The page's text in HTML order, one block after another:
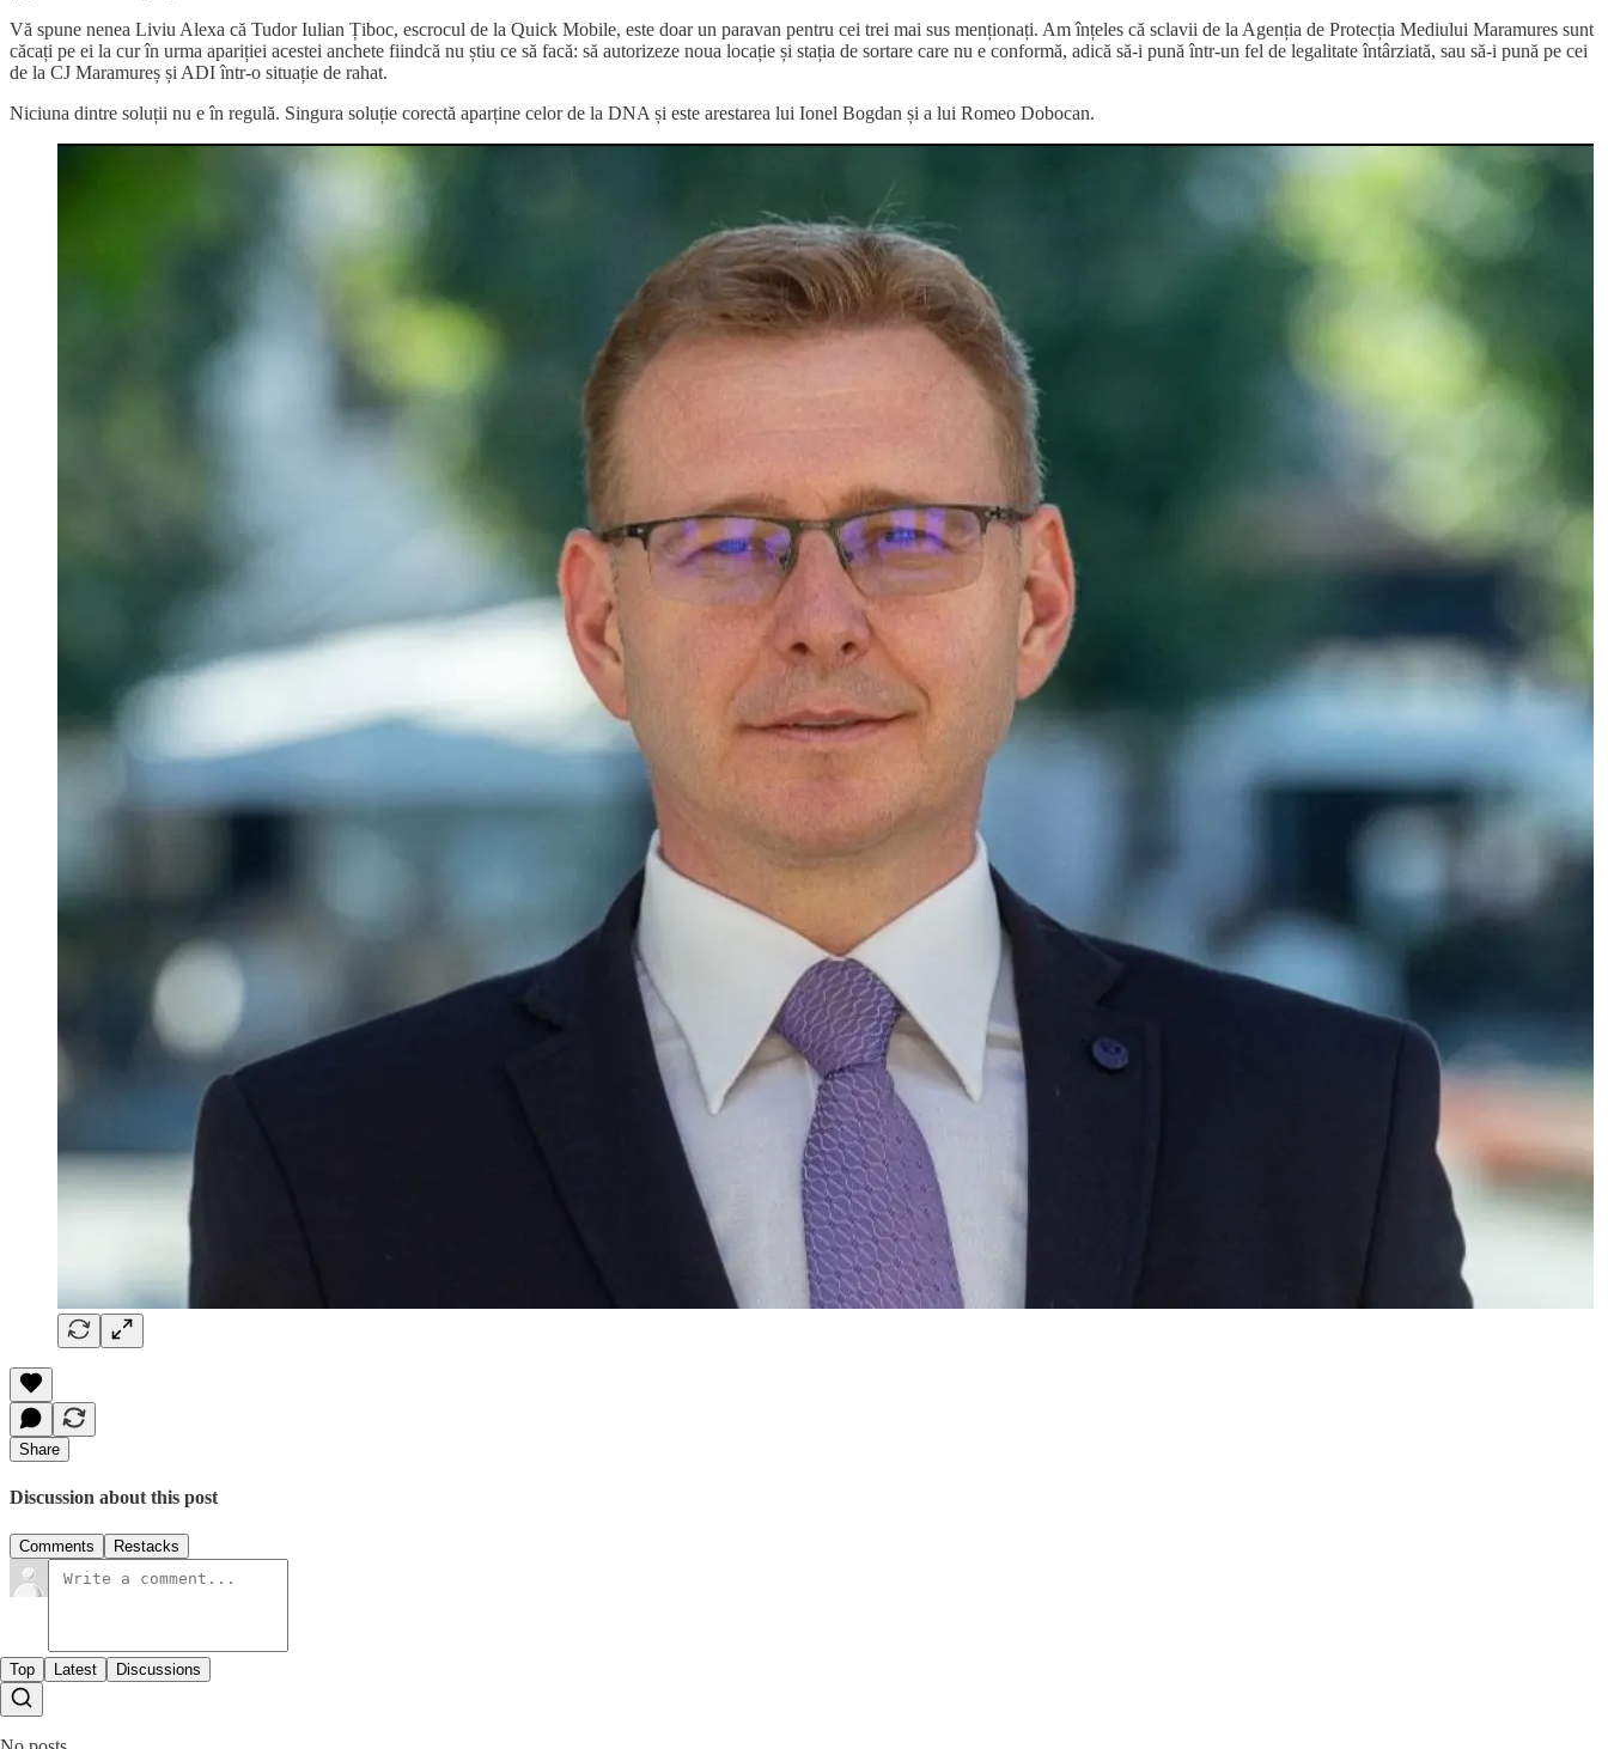
Vă spune nenea Liviu Alexa că Tudor Iulian Țiboc, escrocul de la Quick Mobile, este doar un paravan pentru cei trei mai sus menționați. Am înțeles că sclavii de la Agenția de Protecția Mediului Maramures sunt
căcați pe ei la cur în urma apariției acestei anchete fiindcă nu știu ce să facă: să autorizeze noua locație și stația de sortare care nu e conformă, adică să-i pună într-un fel de legalitate întârziată, sau să-i pună pe cei
de la CJ Maramureș și ADI într-o situație de rahat.
Niciuna dintre soluții nu e în regulă. Singura soluție corectă aparține celor de la DNA și este arestarea lui Ionel Bogdan și a lui Romeo Dobocan.
Share
Discussion about this post
Comments Restacks
Top Latest Discussions